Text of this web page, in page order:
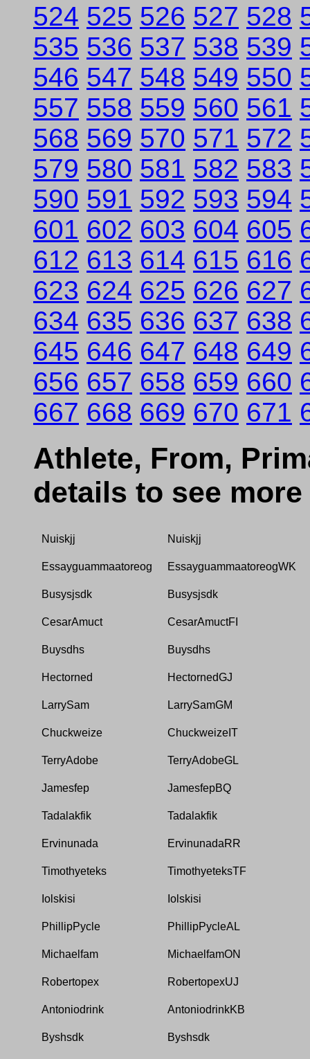
524 525 526 527 528
535 536 537 538 539
546 547 548 549 550
557 558 559 560 561
568 569 570 571 572
579 580 581 582 583
590 591 592 593 594
601 602 603 604 605
612 613 614 615 616
623 624 625 626 627
634 635 636 637 638
645 646 647 648 649
656 657 658 659 660
667 668 669 670 671
Athlete, From,
details to see more
Nuiskjj Nuiskjj
Essayguammaatoreog EssayguammaatoreogWK
Busysjsdk Busysjsdk
CesarAmuct CesarAmuctFI
Buysdhs Buysdhs
Hectorned HectornedGJ
LarrySam LarrySamGM
Chuckweize ChuckweizeIT
TerryAdobe TerryAdobeGL
Jamesfep JamesfepBQ
Tadalakfik Tadalakfik
Ervinunada ErvinunadaRR
Timothyeteks TimothyeteksTF
Iolskisi Iolskisi
PhillipPycle PhillipPycleAL
Michaelfam MichaelfamON
Robertopex RobertopexUJ
Antoniodrink AntoniodrinkKB
Byshsdk Byshsdk